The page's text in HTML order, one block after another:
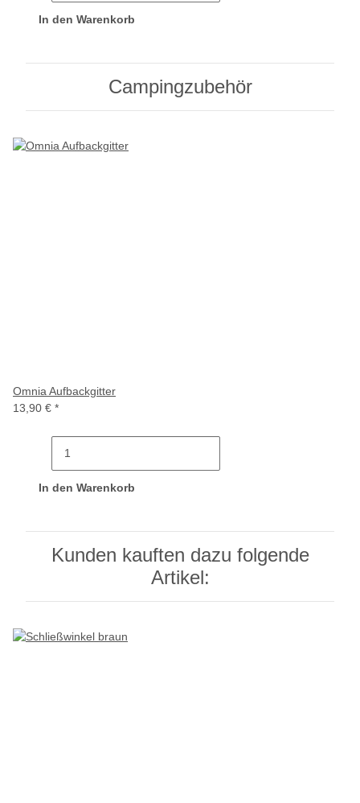
In den Warenkorb
Campingzubehör
Omnia Aufbackgitter
13,90 € *
In den Warenkorb
Kunden kauften dazu folgende
Artikel: